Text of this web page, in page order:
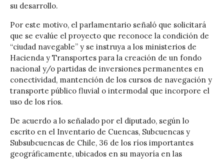
su desarrollo.
Por este motivo, el parlamentario señaló que solicitará
que se evalúe el proyecto que reconoce la condición de
“ciudad navegable” y se instruya a los ministerios de
Hacienda y Transportes para la creación de un fondo
nacional y/o partidas de inversiones permanentes en
conectividad, mantención de los cursos de navegación y
transporte público fluvial o intermodal que incorpore el
uso de los ríos.
De acuerdo a lo señalado por el diputado, según lo
escrito en el Inventario de Cuencas, Subcuencas y
Subsubcuencas de Chile, 36 de los ríos importantes
geográficamente, ubicados en su mayoría en las